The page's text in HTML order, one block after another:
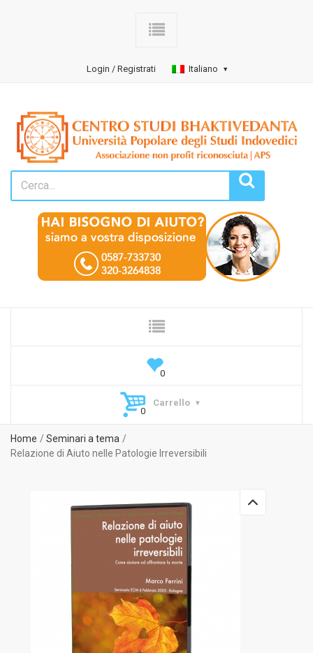
Login / Registrati Italiano
Carrello
Home
Seminari a tema
Relazione di Aiuto nelle Patologie Irreversibili